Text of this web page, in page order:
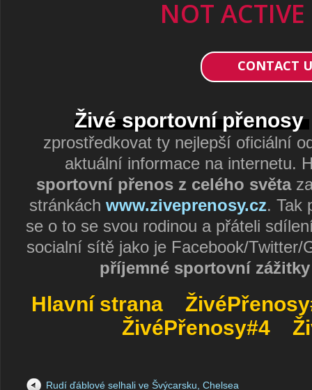
NOT
CONTACT
Živé sportovní přenosy
zprostředkovat ty nejlepší oficiální
aktuální informace na internetu.
sportovní přenos z celého světa
stránkách www.ziveprenosy.cz. Tak
se o to se svou rodinou a přáteli
socialní sítě jako je Facebook/
příjemné sportovní
Hlavní strana
ŽivéPřenosy#4
Rudí ďáblové selhali ve Švýcarsku, Chelsea